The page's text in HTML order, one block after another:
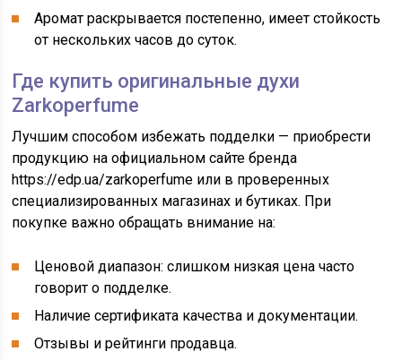
Аромат раскрывается постепенно, имеет стойкость
от нескольких часов до суток.
Где купить оригинальные духи
Zarkoperfume
Лучшим способом избежать подделки — приобрести
продукцию на официальном сайте бренда
https://edp.ua/zarkoperfume или в проверенных
специализированных магазинах и бутиках. При
покупке важно обращать внимание на:
Ценовой диапазон: слишком низкая цена часто
говорит о подделке.
Наличие сертификата качества и документации.
Отзывы и рейтинги продавца.